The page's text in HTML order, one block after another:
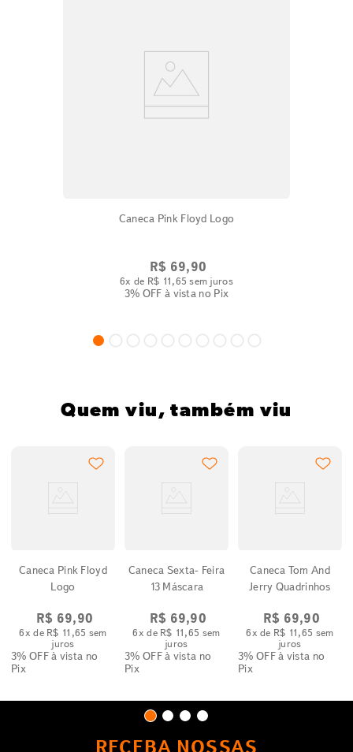
Caneca Pink Floyd Logo
R$ 69,90
6x de R$ 11 ,65 sem juros
3% OFF à vista no Pix
Quem viu, também viu
Caneca Pink Floyd
Logo
R$ 69,90
6x de R$ 11 ,65 sem
juros
3% OFFà vista no
Pix
Caneca Sexta- Feira
13 Máscara
R$ 69,90
6x de R$ 11 ,65 sem
juros
3% OFFà vista no
Pix
Caneca Tom And
Jerry Quadrinhos
R$ 69,90
6x de R$ 11 ,65 sem
juros
3% OFFà vista no
Pix
RECEBA NOSSAS